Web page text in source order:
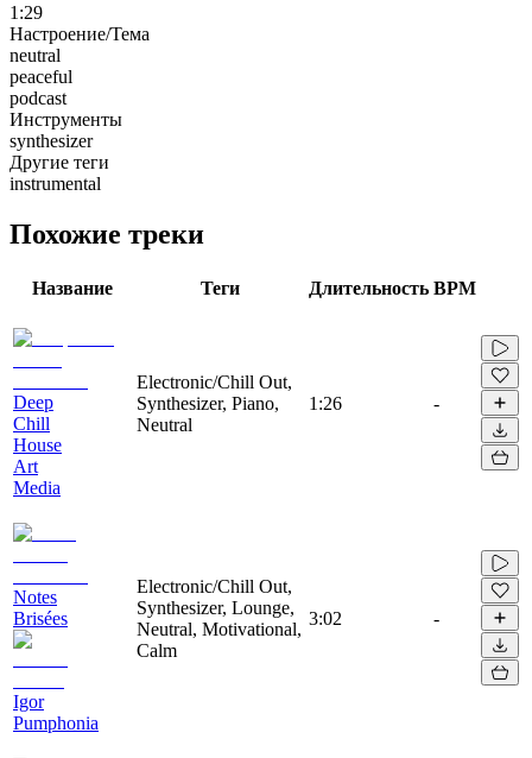
1:29
Настроение/Тема
neutral
peaceful
podcast
Инструменты
synthesizer
Другие теги
instrumental
Похожие треки
Название Теги Длительность BPM
Deep
Chill
House
Art
Media
Electronic/Chill Out,
Synthesizer, Piano,
Neutral
1:26 -
Notes
Brisées
Igor
Pumphonia
Electronic/Chill Out,
Synthesizer, Lounge,
Neutral, Motivational,
Calm
3:02 -